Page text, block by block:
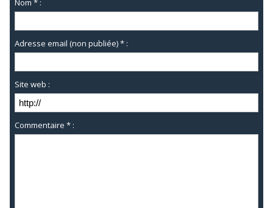
Nom * :
Adresse email (non publiée) * :
Site web :
Commentaire * :